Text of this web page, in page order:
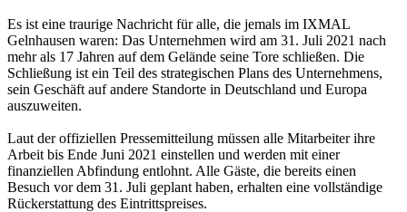
Es ist eine traurige Nachricht für alle, die jemals im IXMAL
Gelnhausen waren: Das Unternehmen wird am 31. Juli 2021 nach
mehr als 17 Jahren auf dem Gelände seine Tore schließen. Die
Schließung ist ein Teil des strategischen Plans des Unternehmens,
sein Geschäft auf andere Standorte in Deutschland und Europa
auszuweiten.
Laut der offiziellen Pressemitteilung müssen alle Mitarbeiter ihre
Arbeit bis Ende Juni 2021 einstellen und werden mit einer
finanziellen Abfindung entlohnt. Alle Gäste, die bereits einen
Besuch vor dem 31. Juli geplant haben, erhalten eine vollständige
Rückerstattung des Eintrittspreises.